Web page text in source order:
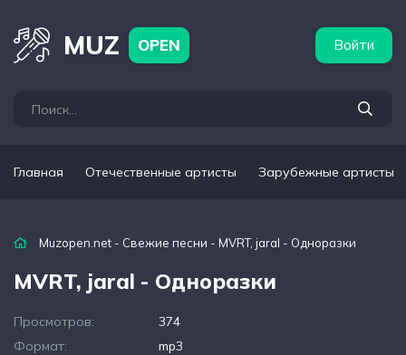
MUZ OPEN Войти
Главная Отечественные артисты Зарубежные артисты
Muzopen.net - Свежие песни - MVRT, jaral - Одноразки
MVRT, jaral - Одноразки
Просмотров:
374
Формат:
mp3
артисты Популярные подборки